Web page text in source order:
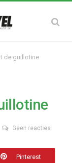
de guillotine
Geen reacties
Pinterest